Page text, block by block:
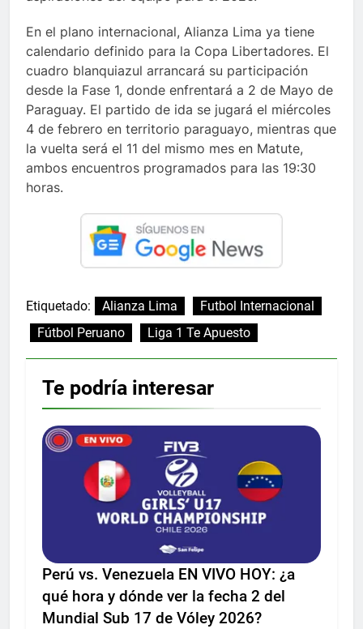
En el plano internacional, Alianza Lima ya tiene
calendario definido para la Copa Libertadores. El
cuadro blanquiazul arrancará su participación
desde la Fase 1, donde enfrentará a 2 de Mayo de
Paraguay. El partido de ida se jugará el miércoles
4 de febrero en territorio paraguayo, mientras que
la vuelta será el 11 del mismo mes en Matute,
ambos encuentros programados para las 19:30
horas.
Etiquetado: Alianza Lima
Futbol Internacional
Fútbol Peruano
Liga 1 Te Apuesto
Te podría interesar
Perú vs. Venezuela EN VIVO HOY: ¿a
qué hora y dónde ver la fecha 2 del
Mundial Sub 17 de Vóley 2026?